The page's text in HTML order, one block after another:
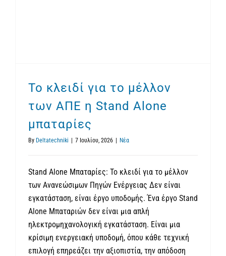
Το κλειδί για το μέλλον
των ΑΠΕ η Stand Alone
μπαταρίες
By Deltatechniki | 7 Ιουλίου, 2026 | Νέα
Stand Alone Μπαταρίες: Το κλειδί για το μέλλον
των Ανανεώσιμων Πηγών Ενέργειας Δεν είναι
εγκατάσταση, είναι έργο υποδομής. Ένα έργο Stand
Alone Μπαταριών δεν είναι μια απλή
ηλεκτρομηχανολογική εγκατάσταση. Είναι μια
κρίσιμη ενεργειακή υποδομή, όπου κάθε τεχνική
επιλογή επηρεάζει την αξιοπιστία, την απόδοση